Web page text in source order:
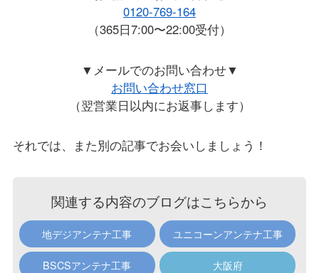
0120-769-164
（365日7:00〜22:00受付）
▼メールでのお問い合わせ▼
お問い合わせ窓口
（翌営業日以内にお返事します）
それでは、また別の記事でお会いしましょう！
関連する内容のブログはこちらから
地デジアンテナ工事 ユニコーンアンテナ工事
BSCSアンテナ工事 大阪府